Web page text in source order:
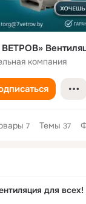
компания
7 Темы 37
для всех!